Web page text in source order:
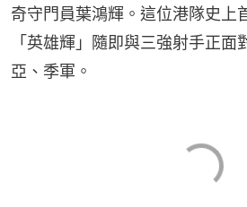
奇守門員葉鴻輝。這位港隊史上
「英雄輝」隨即與三強射手正面
亞、季軍。